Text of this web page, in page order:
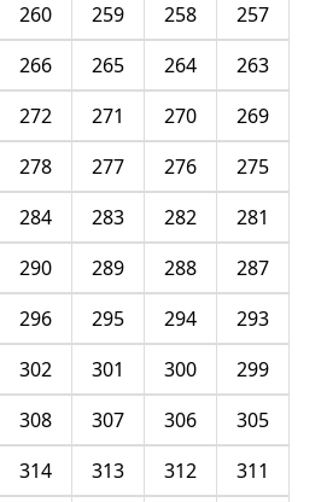
257
258
259
260
263
264
265
266
269
270
271
272
275
276
277
278
281
282
283
284
287
288
289
290
293
294
295
296
299
300
301
302
305
306
307
308
311
312
313
314